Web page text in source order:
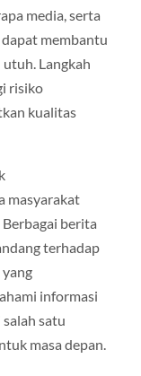
media, serta
membantu
Langkah
risiko
kualitas
masyarakat
berita
terhadap
informasi
satu
masa depan.